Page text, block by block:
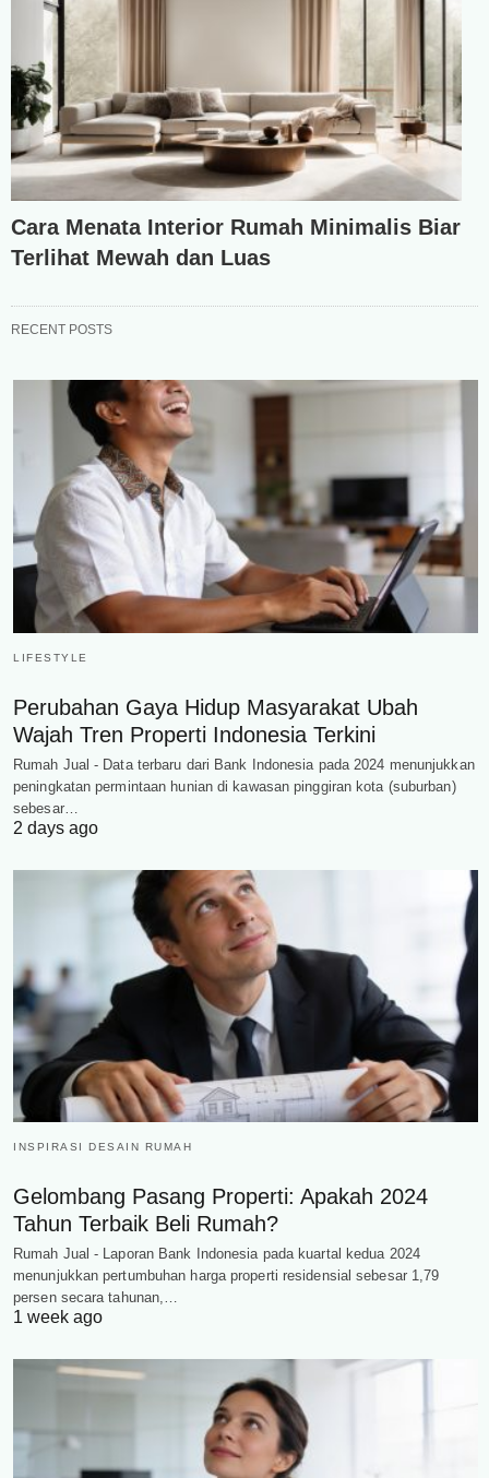
Cara Menata Interior Rumah Minimalis Biar
Terlihat Mewah dan Luas
RECENT POSTS
LIFESTYLE
Perubahan Gaya Hidup Masyarakat Ubah
Wajah Tren Properti Indonesia Terkini
Rumah Jual - Data terbaru dari Bank Indonesia pada 2024 menunjukkan
peningkatan permintaan hunian di kawasan pinggiran kota (suburban)
sebesar…
2 days ago
INSPIRASI DESAIN RUMAH
Gelombang Pasang Properti: Apakah 2024
Tahun Terbaik Beli Rumah?
Rumah Jual - Laporan Bank Indonesia pada kuartal kedua 2024
menunjukkan pertumbuhan harga properti residensial sebesar 1,79
persen secara tahunan,…
1 week ago